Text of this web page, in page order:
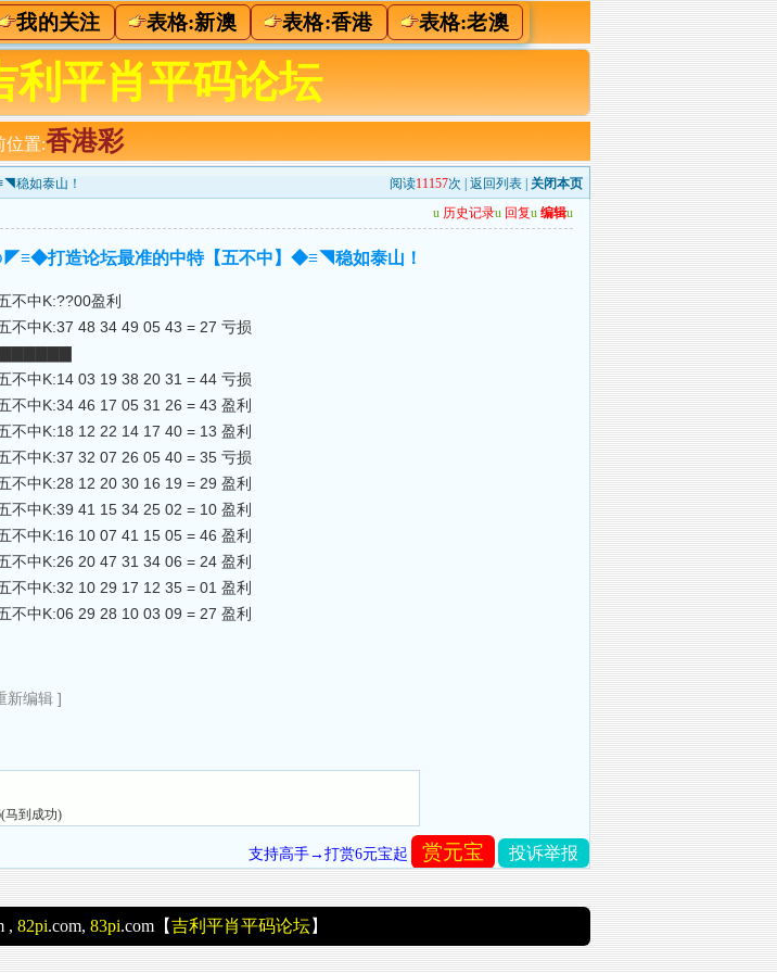
我的关注 表格:新澳 表格:香港 表格:老澳
利平肖平码论坛
位置:香港彩
稳如泰山！ 阅读11157次 | 返回列表 关闭本页
u 历史记录u 回复u 编辑u
打造论坛最准的中特【五不中】◆≡◥稳如泰山！
不中K:??00盈利
不中K:37 48 34 49 05 43 = 27 亏损
不中K:14 03 19 38 20 31 = 44 亏损
不中K:34 46 17 05 31 26 = 43 盈利
不中K:18 12 22 14 17 40 = 13 盈利
不中K:37 32 07 26 05 40 = 35 亏损
不中K:28 12 20 30 16 19 = 29 盈利
不中K:39 41 15 34 25 02 = 10 盈利
不中K:16 10 07 41 15 05 = 46 盈利
不中K:26 20 47 31 34 06 = 24 盈利
不中K:32 10 29 17 12 35 = 01 盈利
不中K:06 29 28 10 03 09 = 27 盈利
新编辑 ]
马到成功)
支持高手→打赏6元宝起 赏元宝 投诉举报
, 82pi.com, 83pi.com【吉利平肖平码论坛】